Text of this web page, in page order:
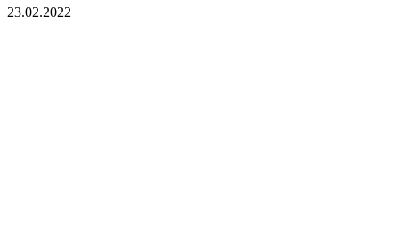
23.02.2022